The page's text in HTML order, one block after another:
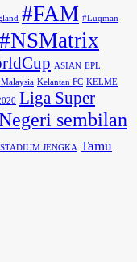
#FAM #Luqman
#NSMatrix
ASIAN EPL
Kelantan FC KELME
Liga Super
sembilan
STADIUM JENGKA Tamu